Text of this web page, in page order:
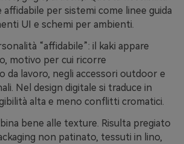
affidabile per sistemi come linee guida
UI e schemi per ambienti.
“affidabile”: il kaki appare
motivo per cui ricorre
da lavoro, negli accessori outdoor e
Nel design digitale si traduce in
alta e meno conflitti cromatici.
bene alle texture. Risulta pregiato
non patinato, tessuti in lino,